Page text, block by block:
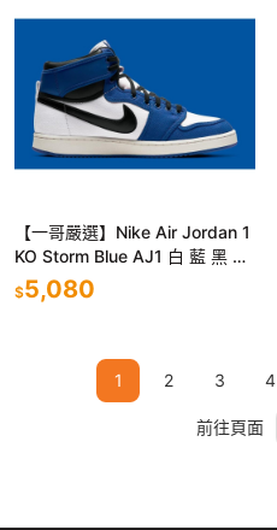
【一哥嚴選】Nike Air Jordan 1
KO Storm Blue AJ1 白 藍 黑 男
女DA9089-401
$5,080
1 2 3 4
前往頁面